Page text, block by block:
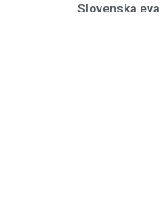
Slovenská